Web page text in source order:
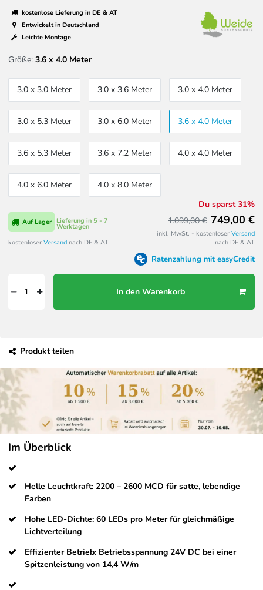
kostenlose Lieferung in DE & AT
Entwickelt in Deutschland
Leichte Montage
Größe: 3.6 x 4.0 Meter
3.0 x 3.0 Meter 3.0 x 3.6 Meter 3.0 x 4.0 Meter
3.0 x 5.3 Meter 3.0 x 6.0 Meter 3.6 x 4.0 Meter
3.6 x 5.3 Meter 3.6 x 7.2 Meter 4.0 x 4.0 Meter
4.0 x 6.0 Meter 4.0 x 8.0 Meter
Lieferung in 5 - 7
Werktagen
Auf Lager
kostenloser Versand nach DE & AT
Du sparst 31%
1.099,00 € 749,00 €
inkl. MwSt. - kostenloser Versand
nach DE & AT
Ratenzahlung mit easyCredit
In den Warenkorb
Produkt teilen
Im Überblick
Helle Leuchtkraft: 2200 – 2600 MCD für satte, lebendige
Farben
Hohe LED-Dichte: 60 LEDs pro Meter für gleichmäßige
Lichtverteilung
Effizienter Betrieb: Betriebsspannung 24V DC bei einer
Spitzenleistung von 14,4 W/m